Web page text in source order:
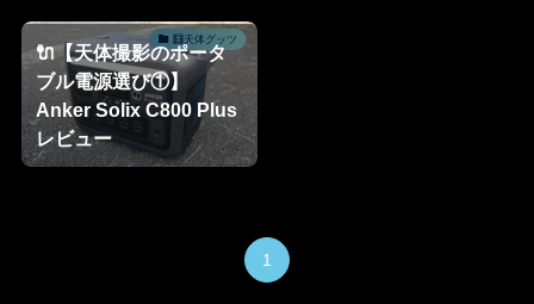
🧮天体グッツ
🔌【天体撮影のポータ
ブル電源選び①】
Anker Solix C800 Plus
レビュー
1